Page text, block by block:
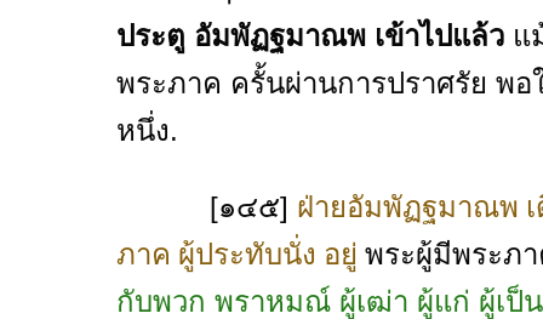
ประตู อัมพัฏฐมาณพ เข้าไปแล้ว แ
พระภาค ครั้นผ่านการปราศรัย พ
หนึ่ง.
[๑๔๕] ฝ่ายอัมพัฏฐมาณพ เ
ภาค ผู้ประทับนั่ง อยู่ พระผู้มีพระภ
กับพวก พราหมณ์ ผู้เฒ่า ผู้แก่ ผู้เป็น